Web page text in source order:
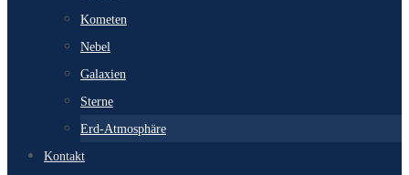
Kometen
Nebel
Galaxien
Sterne
Erd-Atmosphäre
Kontakt